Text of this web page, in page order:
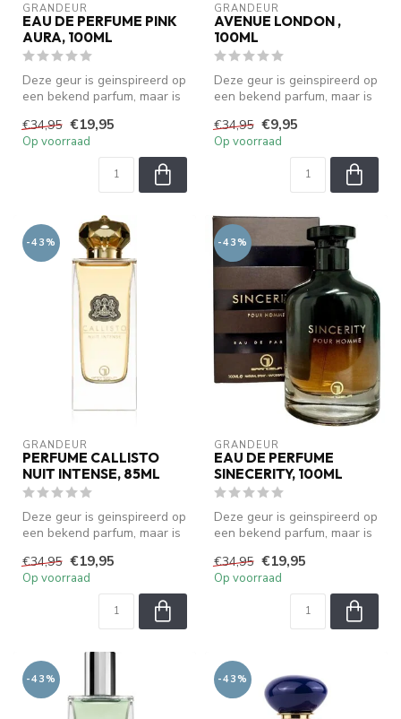
GRANDEUR
EAU DE PERFUME PINK
AURA, 100ML
Deze geur is geinspireerd op
een bekend parfum, maar is
€34,95 €19,95
Op voorraad
GRANDEUR
AVENUE LONDON ,
100ML
Deze geur is geinspireerd op
een bekend parfum, maar is
€34,95 €9,95
Op voorraad
-43%
GRANDEUR
PERFUME CALLISTO
NUIT INTENSE, 85ML
Deze geur is geinspireerd op
een bekend parfum, maar is
€34,95 €19,95
Op voorraad
-43%
GRANDEUR
EAU DE PERFUME
SINECERITY, 100ML
Deze geur is geinspireerd op
een bekend parfum, maar is
€34,95 €19,95
Op voorraad
-43% -43%